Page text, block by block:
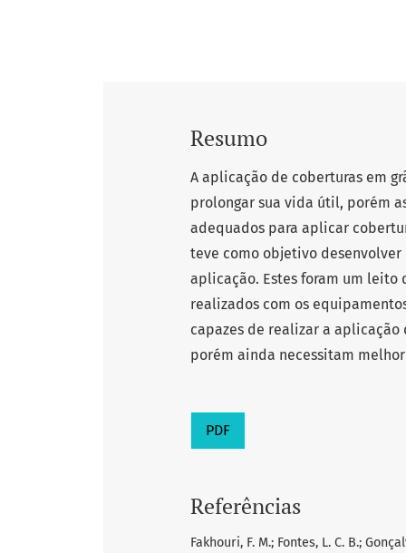
Resumo
A aplicação de coberturas em
prolongar sua vida útil, porém
adequados para aplicar
teve como objetivo
aplicação. Estes foram um
realizados com os
capazes de realizar a
porém ainda necessitam
PDF
Referências
Fakhouri, F. M.; Fontes, L. C. B.;